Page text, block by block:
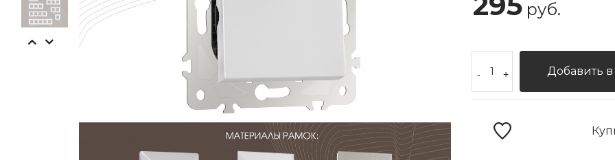
руб.
- + Добавить